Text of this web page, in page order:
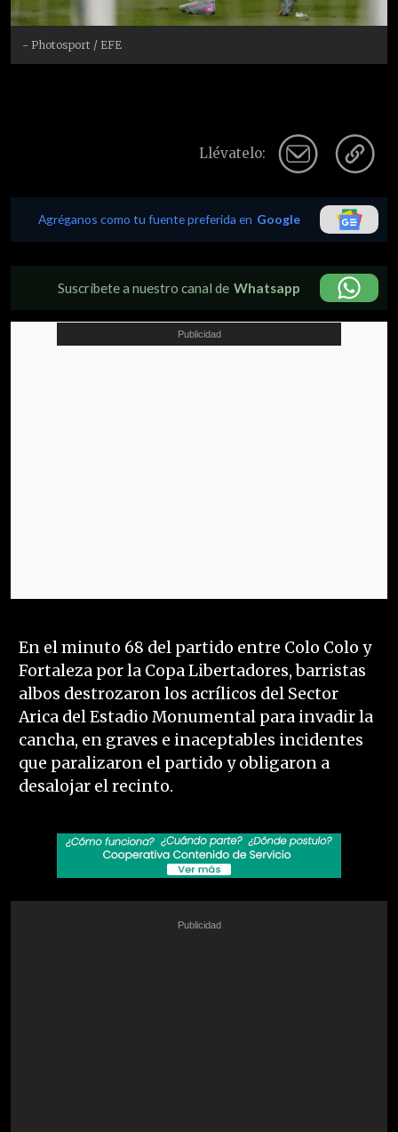
- Photosport / EFE
Llévatelo:
Agréganos como tu fuente preferida en Google
Suscríbete a nuestro canal de Whatsapp
En el minuto 68 del partido entre Colo Colo y
Fortaleza por la Copa Libertadores, barristas
albos destrozaron los acrílicos del Sector
Arica del Estadio Monumental para invadir la
cancha, en graves e inaceptables incidentes
que paralizaron el partido y obligaron a
desalojar el recinto.